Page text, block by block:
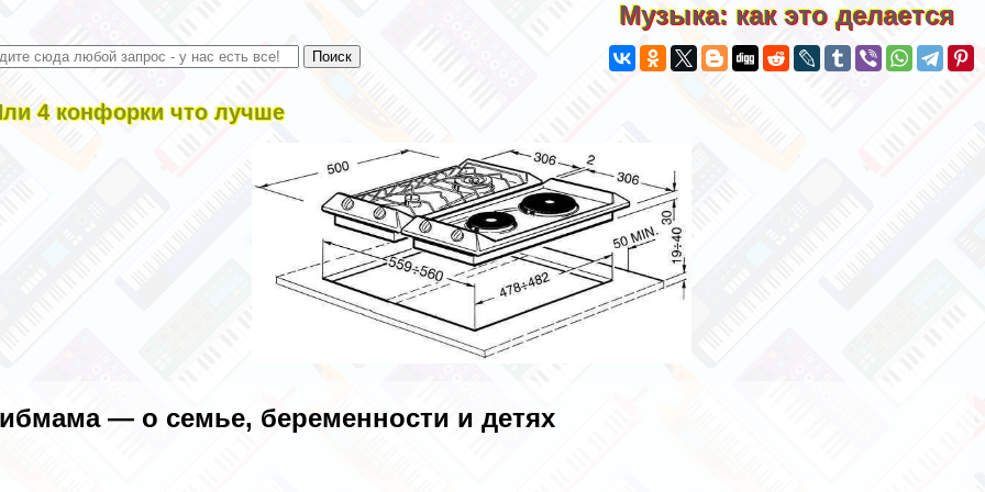
Музыка: как это делается
4 конфорки что лучше
— о семье, беременности и детях